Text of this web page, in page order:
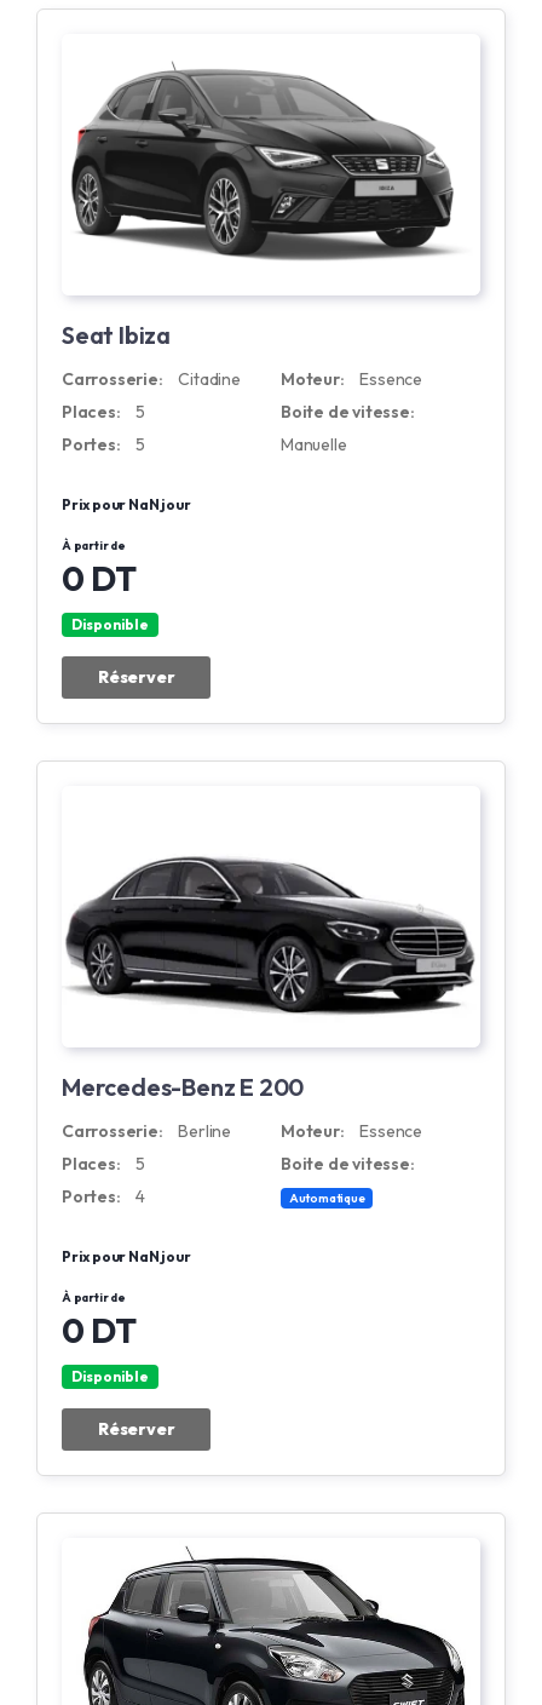
Seat Ibiza
Carrosserie:
Citadine
Places:
5
Portes:
5
Moteur:
Essence
Boite de vitesse:
Manuelle
Prix pour NaN jour
À partir de
0 DT
Disponible
Réserver
Mercedes-Benz E 200
Carrosserie:
Berline
Places:
5
Portes:
4
Moteur:
Essence
Boite de vitesse:
Automatique
Prix pour NaN jour
À partir de
0 DT
Disponible
Réserver